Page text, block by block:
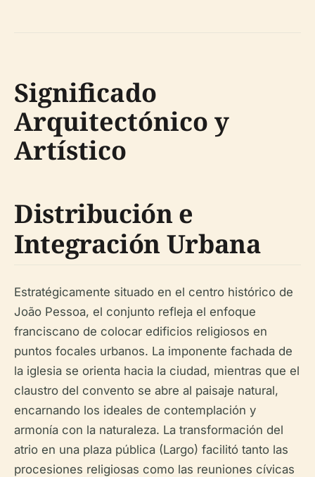
Significado
Arquitectónico y
Artístico
Distribución e
Integración Urbana
Estratégicamente situado en el centro histórico de
João Pessoa, el conjunto refleja el enfoque
franciscano de colocar edificios religiosos en
puntos focales urbanos. La imponente fachada de
la iglesia se orienta hacia la ciudad, mientras que el
claustro del convento se abre al paisaje natural,
encarnando los ideales de contemplación y
armonía con la naturaleza. La transformación del
atrio en una plaza pública (Largo) facilitó tanto las
procesiones religiosas como las reuniones cívicas